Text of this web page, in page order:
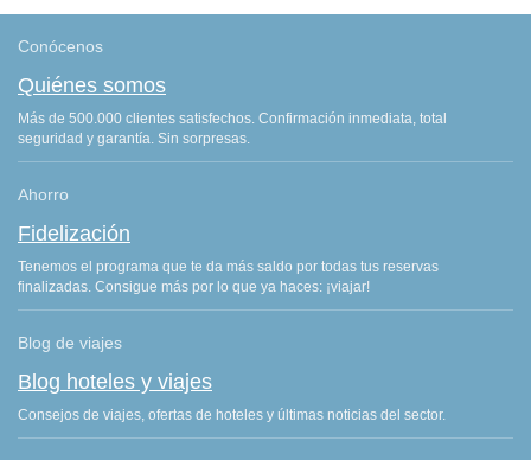
Conócenos
Quiénes somos
Más de 500.000 clientes satisfechos. Confirmación inmediata, total
seguridad y garantía. Sin sorpresas.
Ahorro
Fidelización
Tenemos el programa que te da más saldo por todas tus reservas
finalizadas. Consigue más por lo que ya haces: ¡viajar!
Blog de viajes
Blog hoteles y viajes
Consejos de viajes, ofertas de hoteles y últimas noticias del sector.